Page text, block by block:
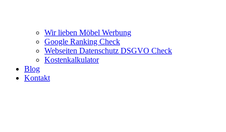
Wir lieben Möbel Werbung
Google Ranking Check
Webseiten Datenschutz DSGVO Check
Kostenkalkulator
Blog
Kontakt